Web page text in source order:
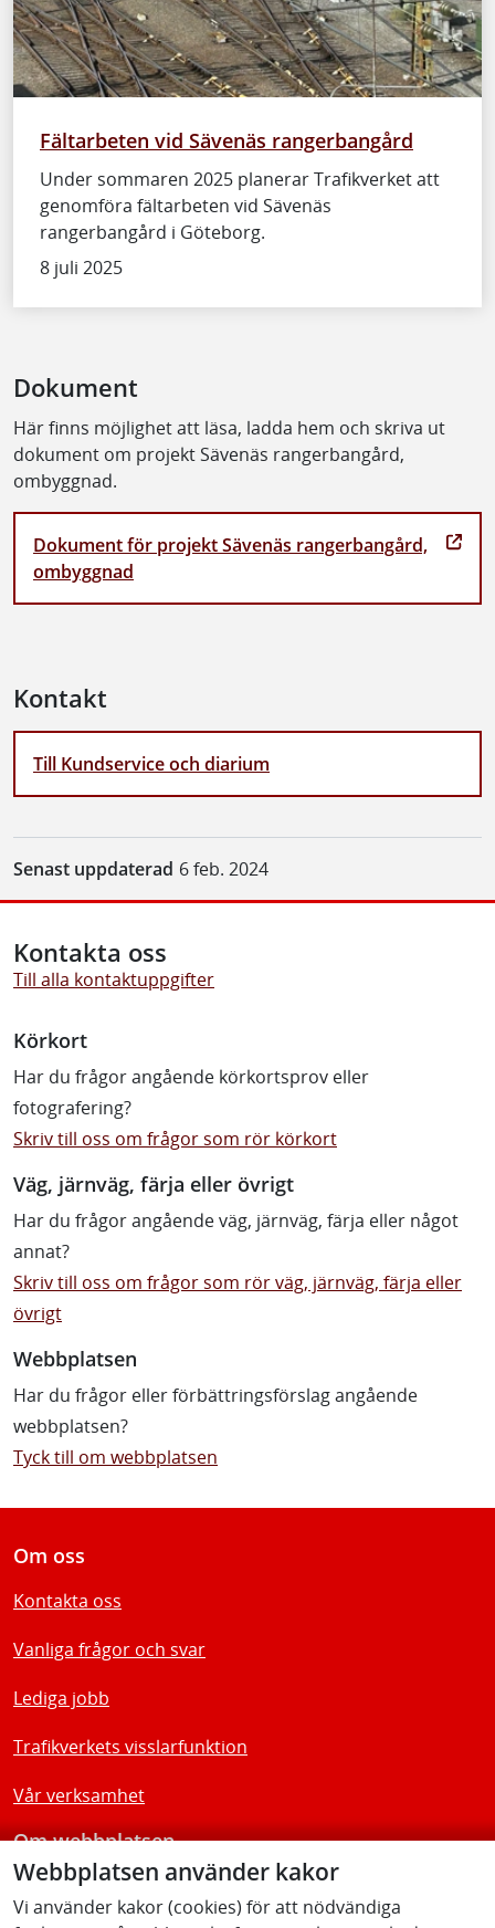
Fältarbeten vid Sävenäs rangerbangård
Under sommaren 2025 planerar Trafikverket att
genomföra fältarbeten vid Sävenäs
rangerbangård i Göteborg.
8 juli 2025
Dokument
Här finns möjlighet att läsa, ladda hem och skriva ut
dokument om projekt Sävenäs rangerbangård,
ombyggnad.
Dokument för projekt Sävenäs rangerbangård,
ombyggnad
Kontakt
Till Kundservice och diarium
Senast uppdaterad 6 feb. 2024
Webbplatsen använder kakor
Vi använder kakor (cookies) för att nödvändiga
Kontakta oss
Till alla kontaktuppgifter
Körkort
Har du frågor angående körkortsprov eller
fotografering?
Skriv till oss om frågor som rör körkort
Väg, järnväg, färja eller övrigt
Har du frågor angående väg, järnväg, färja eller något
annat?
Skriv till oss om frågor som rör väg, järnväg, färja eller
övrigt
Webbplatsen
Har du frågor eller förbättringsförslag angående
webbplatsen?
Tyck till om webbplatsen
Om oss
Kontakta oss
Vanliga frågor och svar
Lediga jobb
Trafikverkets visslarfunktion
Vår verksamhet
Om webbplatsen
Tillgänglighetsredogörelse